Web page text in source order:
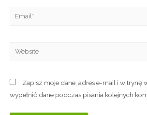
Zapisz moje dane, adres e-mail i witrynę
wypełnić dane podczas pisania kolejnych